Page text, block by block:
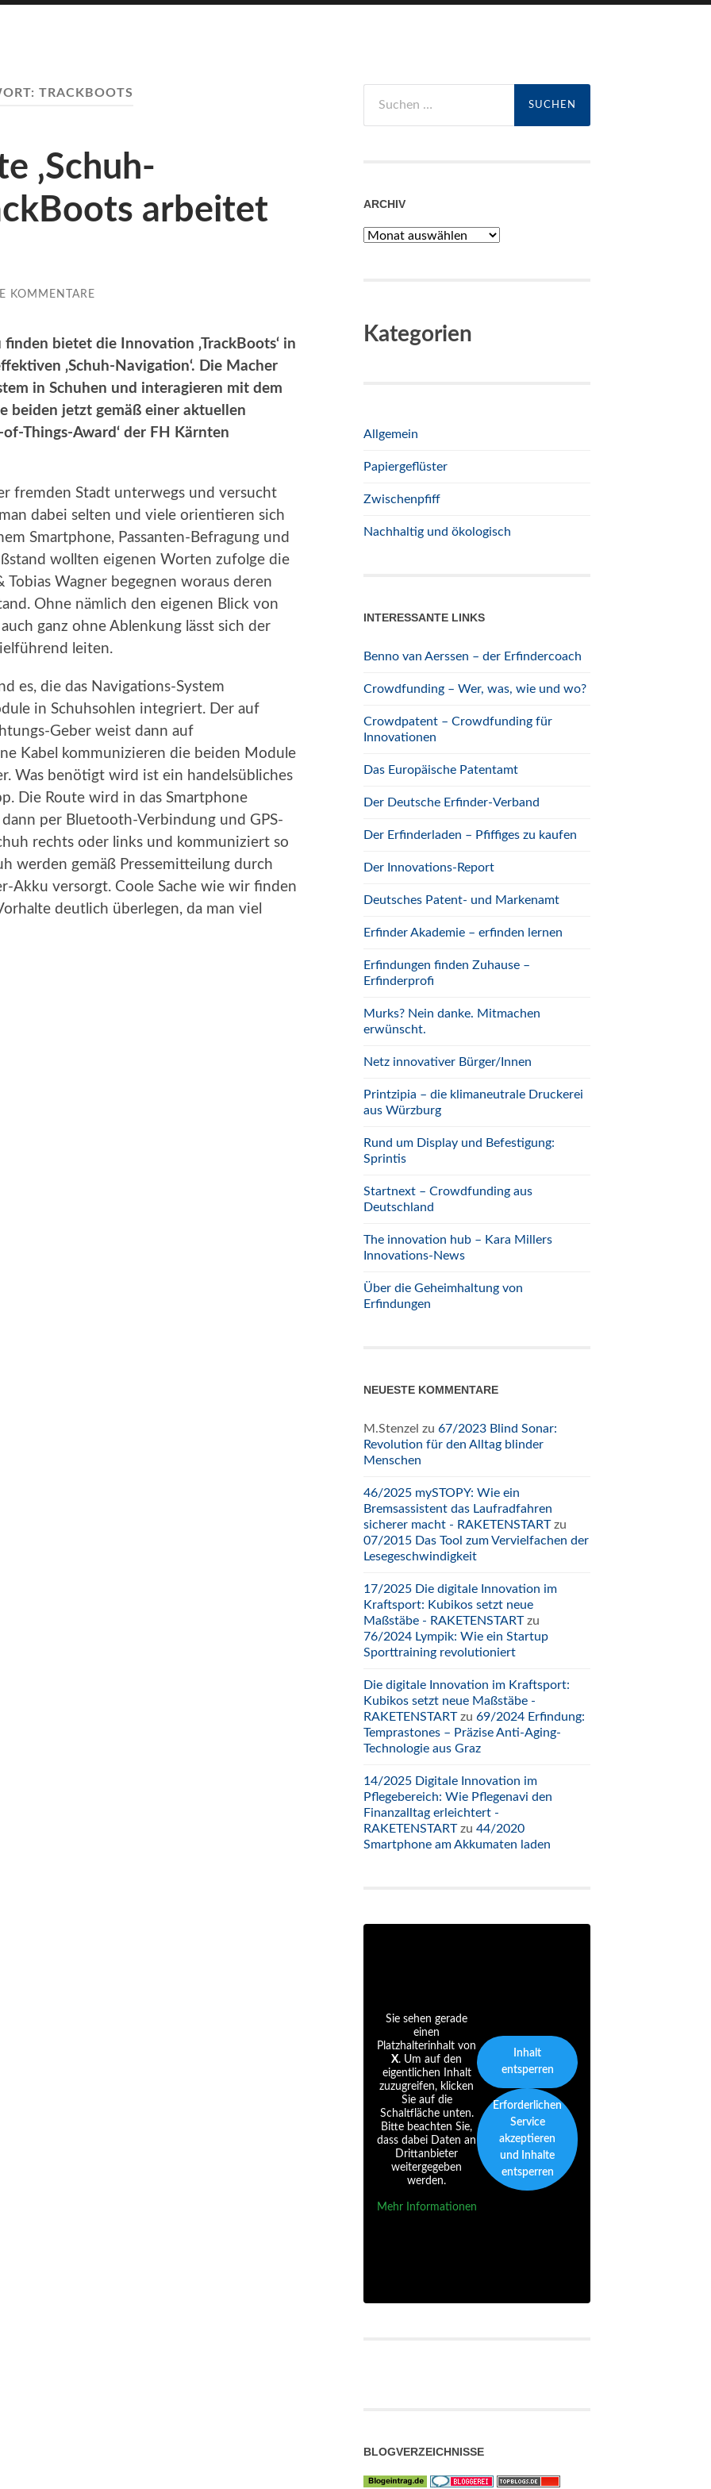
TRACKBOOTS
‚Schuh-
arbeitet
KOMMENTARE
bietet die Innovation ‚TrackBoots‘ in
‚Schuh-Navigation‘. Die Macher
in Schuhen und interagieren mit dem
beiden jetzt gemäß einer aktuellen
Things-Award‘ der FH Kärnten
fremden Stadt unterwegs und versucht
dabei selten und viele orientieren sich
Smartphone, Passanten-Befragung und
wollten eigenen Worten zufolge die
Wagner begegnen woraus deren
Ohne nämlich den eigenen Blick von
ganz ohne Ablenkung lässt sich der
leiten.
es, die das Navigations-System
in Schuhsohlen integriert. Der auf
Geber weist dann auf
Kabel kommunizieren die beiden Module
Was benötigt wird ist ein handelsübliches
Die Route wird in das Smartphone
per Bluetooth-Verbindung und GPS-
rechts oder links und kommuniziert so
werden gemäß Pressemitteilung durch
Akku versorgt. Coole Sache wie wir finden
deutlich überlegen, da man viel
nach:
ARCHIV
Archiv
Kategorien
Allgemein
Papiergeflüster
Zwischenpfiff
Nachhaltig und ökologisch
INTERESSANTE LINKS
Benno van Aerssen – der Erfindercoach
Crowdfunding – Wer, was, wie und wo?
Crowdpatent – Crowdfunding für
Innovationen
Das Europäische Patentamt
Der Deutsche Erfinder-Verband
Der Erfinderladen – Pfiffiges zu kaufen
Der Innovations-Report
Deutsches Patent- und Markenamt
Erfinder Akademie – erfinden lernen
Erfindungen finden Zuhause –
Erfinderprofi
Murks? Nein danke. Mitmachen
erwünscht.
Netz innovativer Bürger/Innen
Printzipia – die klimaneutrale Druckerei
aus Würzburg
Rund um Display und Befestigung:
Sprintis
Startnext – Crowdfunding aus
Deutschland
The innovation hub – Kara Millers
Innovations-News
Über die Geheimhaltung von
Erfindungen
NEUESTE KOMMENTARE
M.Stenzel zu 67/2023 Blind Sonar:
Revolution für den Alltag blinder
Menschen
46/2025 mySTOPY: Wie ein
Bremsassistent das Laufradfahren
sicherer macht - RAKETENSTARTzu
07/2015 Das Tool zum Vervielfachen der
Lesegeschwindigkeit
17/2025 Die digitale Innovation im
Kraftsport: Kubikos setzt neue
Maßstäbe - RAKETENSTARTzu
76/2024 Lympik: Wie ein Startup
Sporttraining revolutioniert
Die digitale Innovation im Kraftsport:
Kubikos setzt neue Maßstäbe -
RAKETENSTARTzu 69/2024 Erfindung:
Temprastones – Präzise Anti-Aging-
Technologie aus Graz
14/2025 Digitale Innovation im
Pflegebereich: Wie Pflegenavi den
Finanzalltag erleichtert -
RAKETENSTARTzu 44/2020
Smartphone am Akkumaten laden
Sie sehen gerade
einen
Platzhalterinhalt von
X. Um auf den
eigentlichen Inhalt
zuzugreifen, klicken
Sie auf die
Schaltfläche unten.
Bitte beachten Sie,
dass dabei Daten an
Drittanbieter
weitergegeben
werden.
Mehr Informationen
Inhalt
entsperren
Erforderlichen
Service
akzeptieren
und Inhalte
entsperren
BLOGVERZEICHNISSE